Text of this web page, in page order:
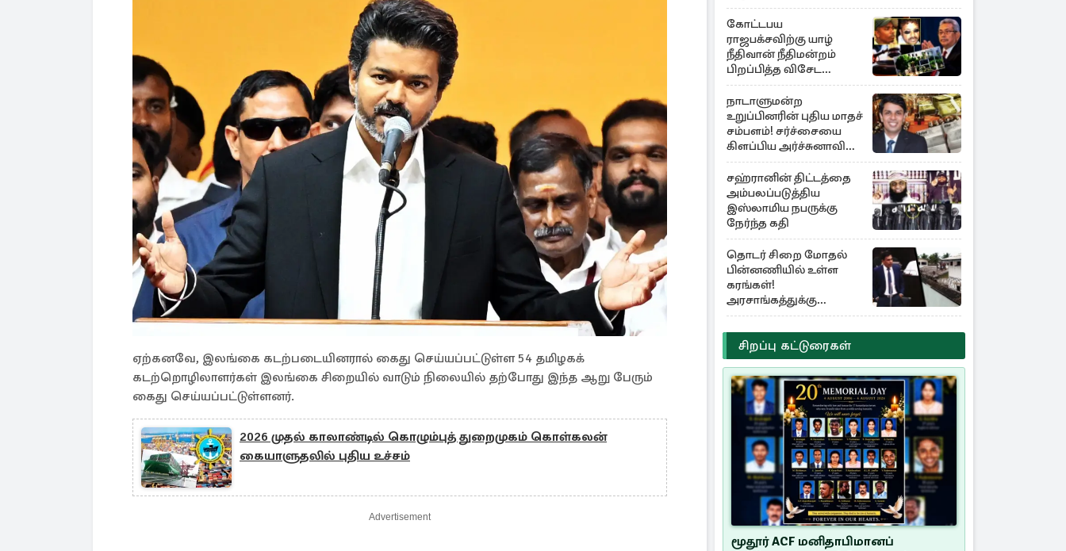
ஏற்கனவே, இலங்கை கடற்படையினரால் கைது செய்யப்பட்டுள்ள 54 தமிழகக்
கடற்றொழிலாளர்கள் இலங்கை சிறையில் வாடும் நிலையில் தற்போது இந்த ஆறு பேரும்
கைது செய்யப்பட்டுள்ளனர்.
2026 முதல் காலாண்டில் கொழும்புத் துறைமுகம் கொள்கலன்
கையாளுதலில் புதிய உச்சம்
Advertisement
கோட்டபய
ராஜபக்சவிற்கு யாழ்
நீதிவான் நீதிமன்றம்
பிறப்பித்த விசேட
உத்தரவு!
நாடாளுமன்ற
உறுப்பினரின் புதிய மாதச்
சம்பளம்! சர்ச்சையை
கிளப்பிய அர்ச்சுனாவின்
அறிக்கை
சஹ்ரானின் திட்டத்தை
அம்பலப்படுத்திய
இஸ்லாமிய நபருக்கு
நேர்ந்த கதி
தொடர் சிறை மோதல்
பின்னணியில் உள்ள
கரங்கள்!
அரசாங்கத்துக்கு
கிடைத்த புலனாய்வு
தகவல்
சிறப்பு கட்டுரைகள்
மூதூர் ACF மனிதாபிமானப்